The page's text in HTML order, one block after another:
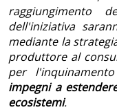
raggiungimento
dell'iniziativa
mediante la
produttore al
per
impegni a
ecosistemi.